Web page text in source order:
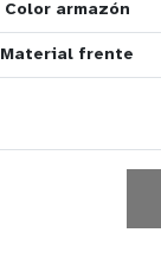
Color armazón
Material frente